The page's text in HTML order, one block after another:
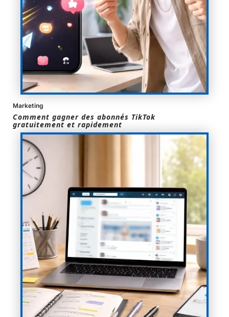
Marketing
Comment gagner des abonnés TikTok
gratuitement et rapidement